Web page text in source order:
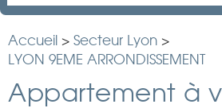
Accueil > Secteur Lyon >
LYON 9EME ARRONDISSEMENT
Appartement à